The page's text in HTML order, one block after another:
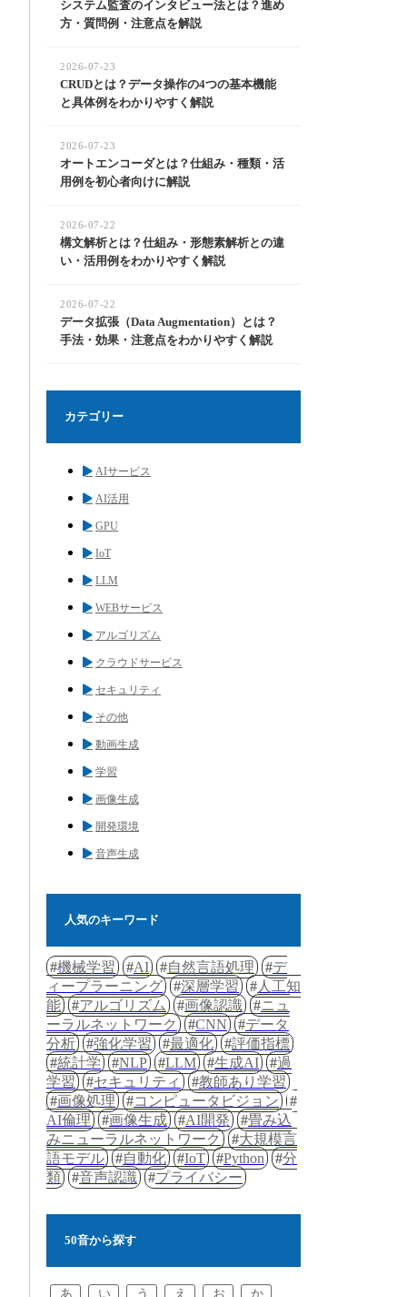
システム監査のインタビュー法とは？進め
方・質問例・注意点を解説
CRUDとは？データ操作の4つの基本機能
と具体例をわかりやすく解説
2026-07-23
オートエンコーダとは？仕組み・種類・活
用例を初心者向けに解説
2026-07-23
構文解析とは？仕組み・形態素解析との違
い・活用例をわかりやすく解説
2026-07-22
データ拡張（Data Augmentation）とは？
手法・効果・注意点をわかりやすく解説
2026-07-22
カテゴリー
AIサービス
AI活用
GPU
IoT
LLM
WEBサービス
アルゴリズム
クラウドサービス
セキュリティ
その他
動画生成
学習
画像生成
開発環境
音声生成
人気のキーワード
機械学習 AI 自然言語処理
デ
ィープラーニング
深層学習
人工知
能
アルゴリズム 画像認識
ニュ
ーラルネットワーク
CNN
データ
分析
強化学習 最適化
評価指標
統計学
NLP LLM 生成AI
過
学習
セキュリティ
教師あり学習
画像処理
コンピュータビジョン
AI倫理
画像生成 AI開発
畳み込
みニューラルネットワーク
大規模言
語モデル
自動化 IoT Python
分
類
音声認識 プライバシー
50音から探す
あ い う え お
か